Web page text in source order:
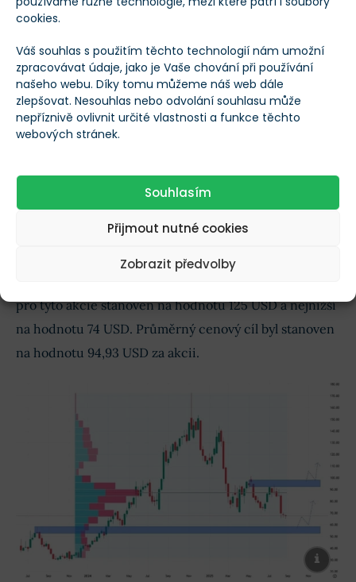
cookies.
Váš souhlas s použitím těchto technologií nám umožní
zpracovávat údaje, jako je Vaše chování při používání
našeho webu. Díky tomu můžeme náš web dále
zlepšovat. Nesouhlas nebo odvolání souhlasu může
nepříznivě ovlivnit určité vlastnosti a funkce těchto
webových stránek.
Souhlasím
Přijmout nutné cookies
Zobrazit předvolby
Cenová predikce pro akcie Cava od analytiků z Wall Street
analytiků z Wall Street a10 z nich doporučuje tyto
pro tyto akcie stanoven na hodnotu 125 USD a nejnižší
na hodnotu 74 USD. Průměrný cenový cíl byl stanoven
na hodnotu 94,93 USD za akcii.